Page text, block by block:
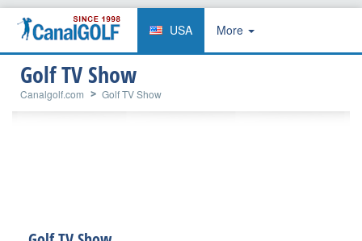
USA More
Golf TV Show
Canalgolf.com Golf TV Show